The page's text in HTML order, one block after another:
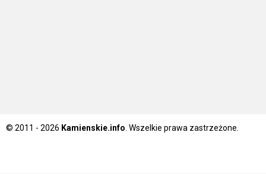
© 2011 - 2026 Kamienskie.info . Wszelkie prawa zastrzeżone.